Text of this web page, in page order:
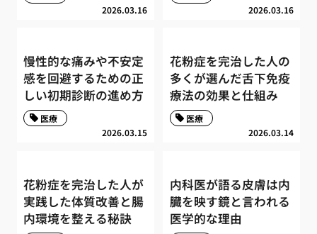
2026.03.16
2026.03.16
慢性的な痛みや不安定
感を回避するための正
しい初期診断の進め方
2026.03.15
医療
花粉症を完治した人の
多くが選んだ舌下免疫
療法の効果と仕組み
2026.03.14
医療
花粉症を完治した人が
実践した体質改善と腸
内環境を整える秘訣
内科医が語る皮膚は内
臓を映す鏡と言われる
医学的な理由